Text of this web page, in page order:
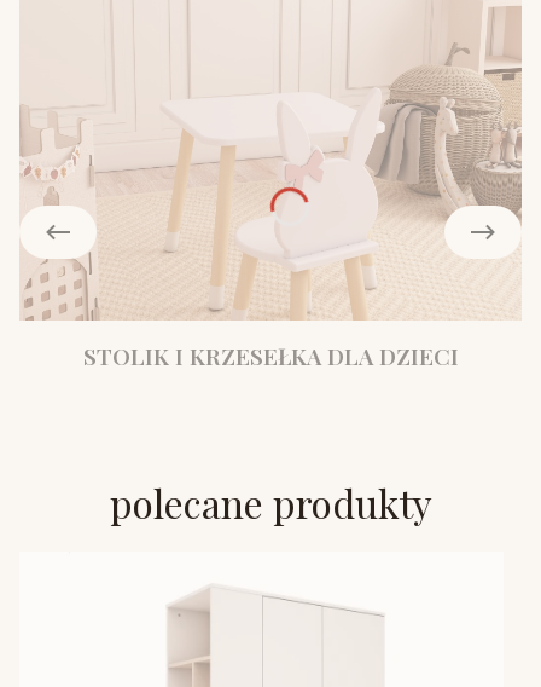
STOLIK I KRZESEŁKA DLA DZIECI
polecane produkty